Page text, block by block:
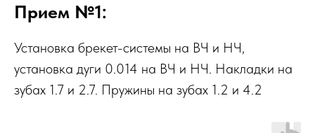
Прием №1:
Установка брекет-системы на ВЧ и НЧ,
установка дуги 0.014 на ВЧ и НЧ. Накладки на
зубах 1.7 и 2.7. Пружины на зубах 1.2 и 4.2